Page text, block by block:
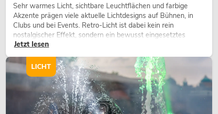
Sehr warmes Licht, sichtbare Leuchtflächen und farbige
Akzente prägen viele aktuelle Lichtdesigns auf Bühnen, in
Clubs und bei Events. Retro-Licht ist dabei kein rein
nostalgischer Effekt, sondern ein bewusst eingesetztes
Gestaltungsmittel: Es schafft Atmosphäre, gibt Szenen
wirken lassen.
Jetzt lesen
LICHT